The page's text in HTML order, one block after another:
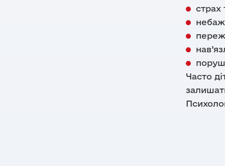
страх
Часто